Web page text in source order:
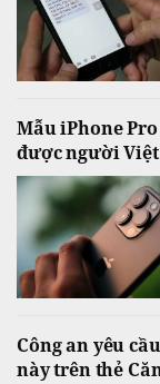
Mẫu iPhone
được người
Công an yêu
này trên thẻ